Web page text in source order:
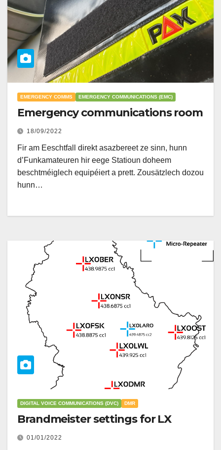
EMERGENCY COMMS EMERGENCY COMMUNICATIONS (EMC)
Emergency communications room
18/09/2022
Fir am Eeschtfall direkt asazbereet ze sinn, hunn
d’Funkamateuren hir eege Statioun doheem
beschtméiglech equipéiert a prett. Zousätzlech dozou
hunn…
DIGITAL VOICE COMMUNICATIONS (DVC) DMR
Brandmeister settings for LX
01/01/2022